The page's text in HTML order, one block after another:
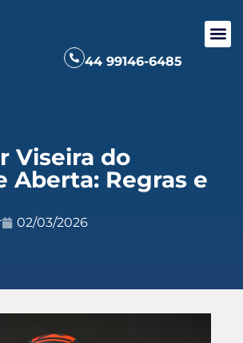
44 99146-6485
Viseira do
Aberta: Regras e
02/03/2026